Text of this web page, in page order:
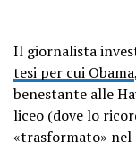
Il giornalista
tesi per cui Obama
benestante alle
liceo (dove lo
«trasformato» nel